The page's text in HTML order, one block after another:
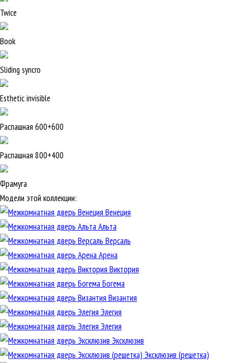
Twice
Book
Sliding syncro
Esthetic invisible
Распашная 600+600
Распашная 800+400
Фрамуга
Модели этой коллекции:
Венеция
Альта
Версаль
Арена
Виктория
Богема
Византия
Элегия
Элегия
Эксклюзив
Эксклюзив (решетка)